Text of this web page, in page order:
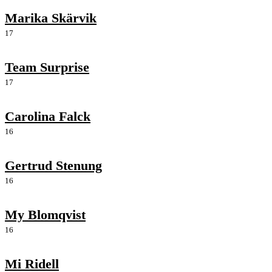
Marika Skärvik
17
Team Surprise
17
Carolina Falck
16
Gertrud Stenung
16
My Blomqvist
16
Mi Ridell